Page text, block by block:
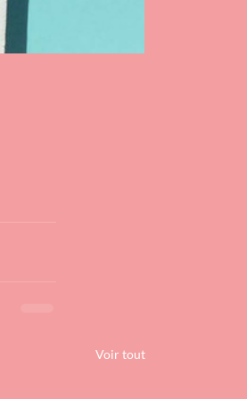
Voir tout